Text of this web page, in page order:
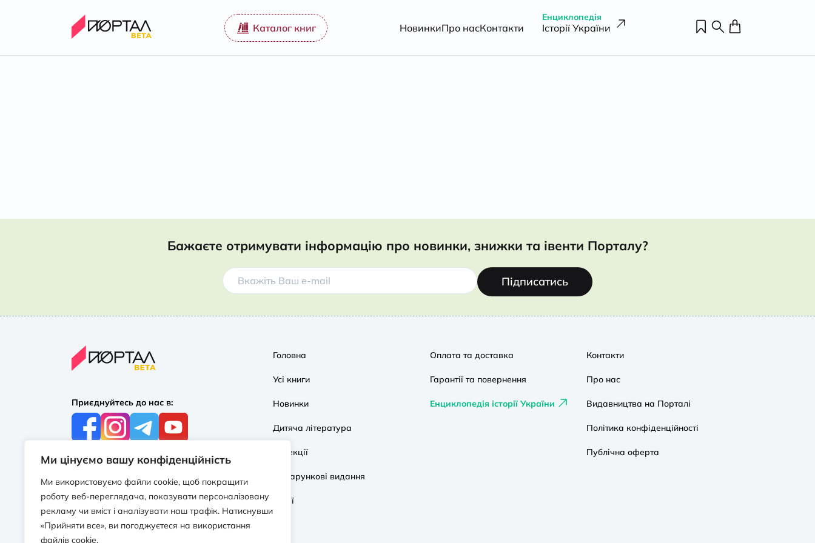
Ми цінуємо вашу конфіденційність
Ми використовуємо файли cookie, щоб покращити
роботу веб-переглядача, показувати персоналізовану
рекламу чи вміст і аналізувати наш трафік. Натиснувши
«Прийняти все», ви погоджуєтеся на використання
файлів cookie.
Каталог книг НовинкиПро насКонтакти
Енциклопедія
Історії України
Бажаєте отримувати інформацію про новинки, знижки та івенти Порталу?
Підписатись
Приєднуйтесь до нас в:
З усіх питань:
+38 097 244 16 56
info@portalbooks.com.ua
Працюємо в будні з 10:00 до 18:00
З приводу співпраці:
Головна
Усі книги
Новинки
Дитяча література
Колекції
Подарункові видання
Акції
Оплата та доставка
Гарантії та повернення
Енциклопедія історії України
Контакти
Про нас
Видавництва на Порталі
Політика конфіденційності
Публічна оферта